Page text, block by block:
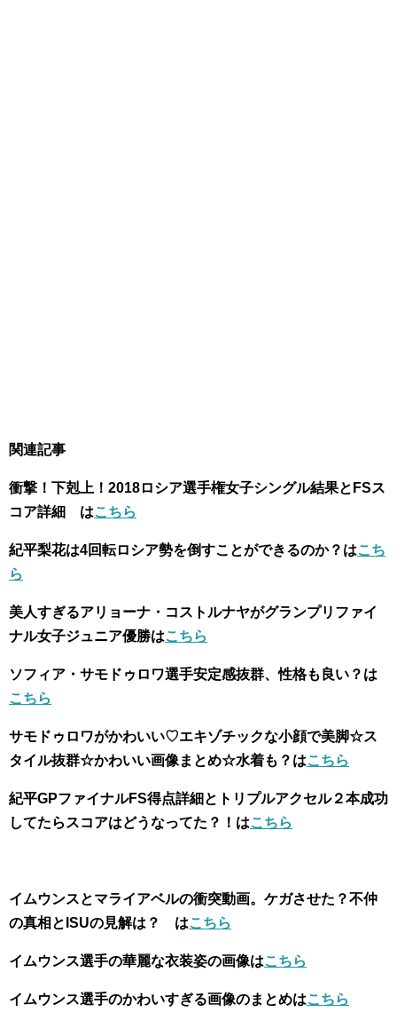
関連記事
衝撃！下剋上！2018ロシア選手権女子シングル結果とFSス
コア詳細 はこちら
紀平梨花は4回転ロシア勢を倒すことができるのか？はこち
ら
美人すぎるアリョーナ・コストルナヤがグランプリファイ
ナル女子ジュニア優勝はこちら
ソフィア・サモドゥロワ選手安定感抜群、性格も良い？は
こちら
サモドゥロワがかわいい♡エキゾチックな小顔で美脚☆ス
タイル抜群☆かわいい画像まとめ☆水着も？はこちら
紀平GPファイナルFS得点詳細とトリプルアクセル２本成功
してたらスコアはどうなってた？！はこちら
イムウンスとマライアベルの衝突動画。ケガさせた？不仲
の真相とISUの見解は？ はこちら
イムウンス選手の華麗な衣装姿の画像はこちら
イムウンス選手のかわいすぎる画像のまとめはこちら